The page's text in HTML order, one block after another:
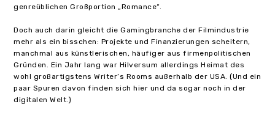
genreüblichen Großportion „Romance“.
Doch auch darin gleicht die Gamingbranche der Filmindustrie
mehr als ein bisschen: Projekte und Finanzierungen scheitern,
manchmal aus künstlerischen, häufiger aus firmenpolitischen
Gründen. Ein Jahr lang war Hilversum allerdings Heimat des
wohl großartigstens Writer’s Rooms außerhalb der USA. (Und ein
paar Spuren davon finden sich hier und da sogar noch in der
digitalen Welt.)